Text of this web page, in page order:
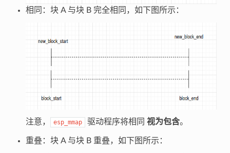
相同：块 A 与块 B 完全相同，如下图所示：
注意， esp_mmap 驱动程序将相同 视为包含。
重叠：块 A 与块 B 重叠，如下图所示：